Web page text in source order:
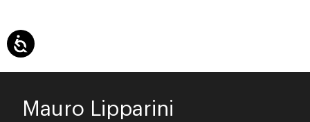
Mauro Lipparini